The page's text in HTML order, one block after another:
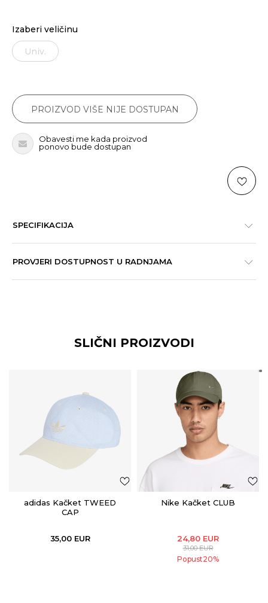
Izaberi veličinu
Univ.
PROIZVOD VIŠE NIJE DOSTUPAN
Obavesti me kada proizvod
ponovo bude dostupan
SPECIFIKACIJA
PROVJERI DOSTUPNOST U RADNJAMA
SLIČNI PROIZVODI
adidas Kačket TWEED
CAP
35,00 EUR
Nike Kačket CLUB
24,80 EUR
31,00EUR
Popust20%